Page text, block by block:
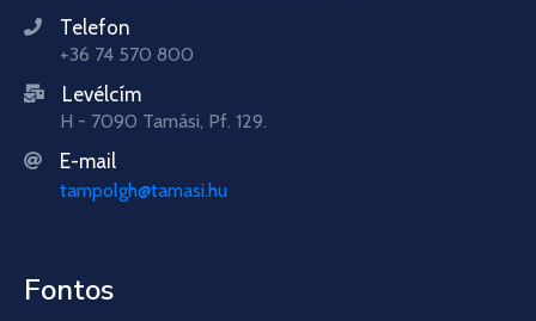
Telefon
+36 74 570 800
Levélcím
H - 7090 Tamási, Pf. 129.
E-mail
tampolgh@tamasi.hu
Fontos